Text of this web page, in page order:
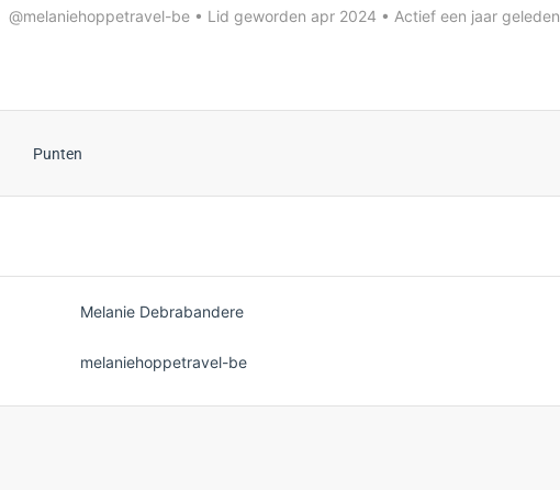
@melaniehoppetravel-be • Lid geworden apr 2024 • Actief een jaar geleden
Punten
Melanie Debrabandere
melaniehoppetravel-be